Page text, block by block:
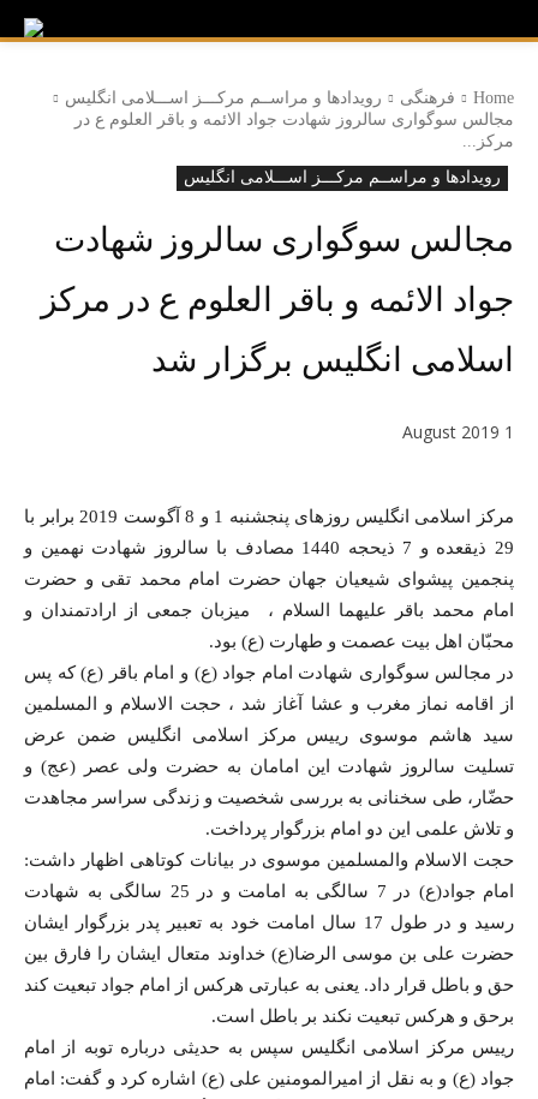
Home فرهنگی
رویدادها و مراســم مرکـــز اســـلامی انگلیس
مجالس سوگواری سالروز شهادت جواد الائمه و باقر العلوم ع در
مرکز...
رویدادها و مراســم مرکـــز اســـلامی انگلیس
مجالس سوگواری سالروز شهادت
جواد الائمه و باقر العلوم ع در مرکز
اسلامی انگليس برگزار شد
1 August 2019
مرکز اسلامی انگليس روزهای پنجشنبه 1 و 8 آگوست 2019 برابر با
29 ذیقعده و 7 ذیحجه 1440 مصادف با سالروز شهادت نهمین و
پنجمين پيشوای شيعيان جهان حضرت امام محمد تقی و حضرت
امام محمد باقر علیهما السلام ، ميزبان جمعی از ارادتمندان و
محبّان اهل بيت عصمت و طهارت (ع) بود.
در مجالس سوگواری شهادت امام جواد (ع) و امام باقر (ع) که پس
از اقامه نماز مغرب و عشا آغاز شد ، حجت الاسلام و المسلمين
سید هاشم موسوی رییس مرکز اسلامی انگلیس ضمن عرض
تسليت سالروز شهادت این امامان به حضرت ولی عصر (عج) و
حضّار، طی سخنانی به بررسی شخصيت و زندگی سراسر مجاهدت
و تلاش علمی این دو امام بزرگوار پرداخت.
حجت الاسلام والمسلمين موسوی در بیانات کوتاهی اظهار داشت:
امام جواد(ع) در 7 سالگی به امامت و در 25 سالگی به شهادت
رسید و در طول 17 سال امامت خود به تعبیر پدر بزرگوار ایشان
حضرت علی بن موسی الرضا(ع) خداوند متعال ایشان را فارق بین
حق و باطل قرار داد. یعنی به عبارتی هرکس از امام جواد تبعیت کند
برحق و هرکس تبعیت نکند بر باطل است.
رییس مرکز اسلامی انگلیس سپس به حدیثی درباره توبه از امام
جواد (ع) و به نقل از امیرالمومنین علی (ع) اشاره کرد و گفت: امام